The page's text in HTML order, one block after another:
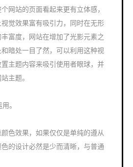
网站的页面看起来更有立体感，
觉效果富有吸引力，同时在无形
富度，网站在增加了光影元素之
暗处一目了然，可以利用这种视
主题内容来吸引使用者眼球，并
主题。
。
色效果，如果仅仅是单纯的遵从
的设计必然是少而清晰，与普通